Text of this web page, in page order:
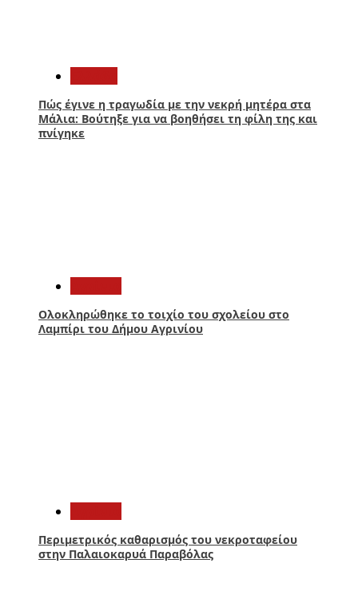
Πώς έγινε η τραγωδία με την νεκρή μητέρα στα
Μάλια: Βούτηξε για να βοηθήσει τη φίλη της και
πνίγηκε
Ολοκληρώθηκε το τοιχίο του σχολείου στο
Λαμπίρι του Δήμου Αγρινίου
Περιμετρικός καθαρισμός του νεκροταφείου
στην Παλαιοκαρυά Παραβόλας